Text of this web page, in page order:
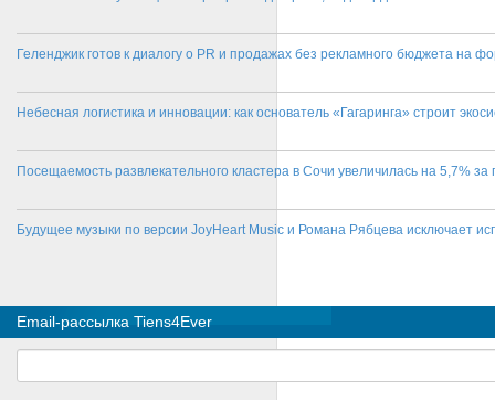
Геленджик готов к диалогу о PR и продажах без рекламного бюджета на
Небесная логистика и инновации: как основатель «Гагаринга» строит
Посещаемость развлекательного кластера в Сочи увеличилась на 5,7% за
Будущее музыки по версии JoyHeart Music и Романа Рябцева исключает
Email-рассылка Tiens4Ever